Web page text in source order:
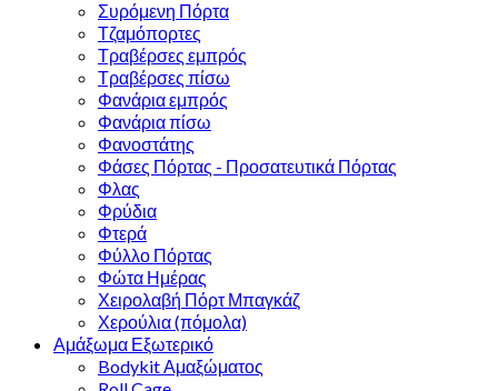
Συρόμενη Πόρτα
Τζαμόπορτες
Τραβέρσες εμπρός
Τραβέρσες πίσω
Φανάρια εμπρός
Φανάρια πίσω
Φανοστάτης
Φάσες Πόρτας - Προσατευτικά Πόρτας
Φλας
Φρύδια
Φτερά
Φύλλο Πόρτας
Φώτα Ημέρας
Χειρολαβή Πόρτ Μπαγκάζ
Χερούλια (πόμολα)
Αμάξωμα Εξωτερικό
Bodykit Αμαξώματος